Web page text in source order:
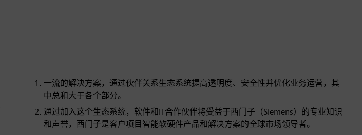
一流的解决方案，通过伙伴关系生态系统提高透明度、安全性并优化业务运营，其
中总和大于各个部分。
通过加入这个生态系统，软件和IT合作伙伴将受益于西门子（Siemens）的专业知识
和声誉，西门子是客户项目智能软硬件产品和解决方案的全球市场领导者。